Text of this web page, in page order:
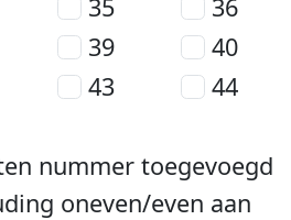
35
36
39
40
43
44
nummer toegevoegd
oneven/even aan